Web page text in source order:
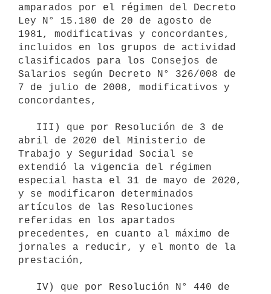
amparados por el régimen del Decreto
Ley N° 15.180 de 20 de agosto de
1981, modificativas y concordantes,
incluidos en los grupos de actividad
clasificados para los Consejos de
Salarios según Decreto N° 326/008 de
7 de julio de 2008, modificativos y
concordantes,
abril de 2020 del Ministerio de
Trabajo y Seguridad Social se
extendió la vigencia del régimen
especial hasta el 31 de mayo de 2020,
y se modificaron determinados
artículos de las Resoluciones
referidas en los apartados
precedentes, en cuanto al máximo de
jornales a reducir, y el monto de la
prestación,